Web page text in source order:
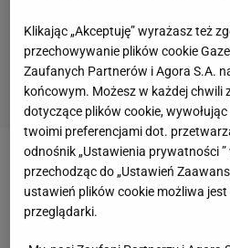
Zobacz wideo
Lewandowski komentuje hit
Klikając „Akceptuję” wyrażasz też
przechowywanie plików cookie
Zaufanych Partnerów i Agora S.A.
końcowym. Możesz w każdej chwili
dotyczące plików cookie,
twoimi preferencjami dot.
odnośnik „Ustawienia prywatności
przechodząc do „Ustawień
ustawień plików cookie możliwa
przeglądarki.